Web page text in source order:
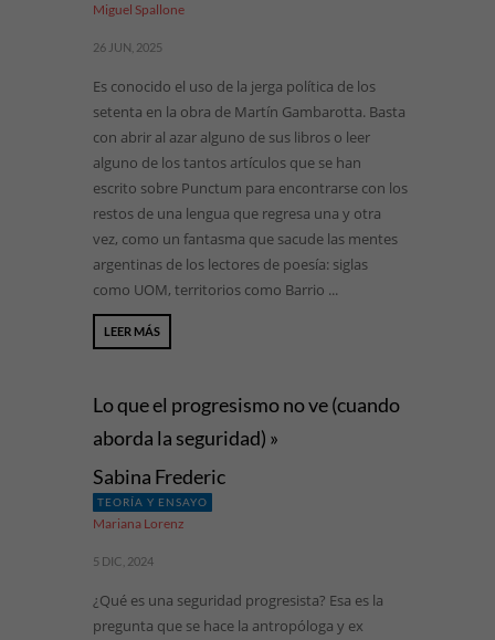
Miguel Spallone
26 JUN, 2025
Es conocido el uso de la jerga política de los
setenta en la obra de Martín Gambarotta. Basta
con abrir al azar alguno de sus libros o leer
alguno de los tantos artículos que se han
escrito sobre Punctum para encontrarse con los
restos de una lengua que regresa una y otra
vez, como un fantasma que sacude las mentes
argentinas de los lectores de poesía: siglas
como UOM, territorios como Barrio ...
LEER MÁS
Lo que el progresismo no ve (cuando
aborda la seguridad) »
Sabina Frederic
TEORÍA Y ENSAYO
Mariana Lorenz
5 DIC, 2024
¿Qué es una seguridad progresista? Esa es la
pregunta que se hace la antropóloga y ex